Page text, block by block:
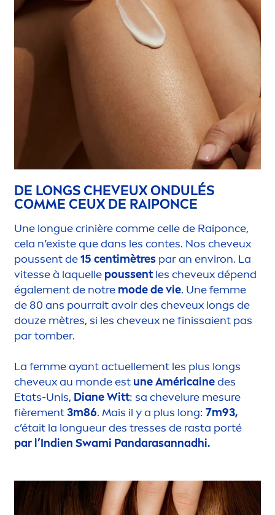
DE LONGS CHEVEUX ONDULÉS
COMME CEUX DE RAIPONCE
Une longue crinière comme celle de Raiponce,
cela n’existe que dans les contes. Nos cheveux
poussent de15 centimètres par an environ. La
vitesse à laquelle poussentles cheveux dépend
également de notre mode de vie. Une femme
de 80 ans pourrait avoir des cheveux longs de
douze mètres, si les cheveux ne finissaient pas
par tomber.
La femme ayant actuellement les plus longs
cheveux au monde est une Américainedes
Etats-Unis, Diane Witt: sa chevelure mesure
fièrement3m86. Mais il y a plus long: 7m93,
c’était la longueur des tresses de rasta porté
par l’Indien Swami Pandarasannadhi.